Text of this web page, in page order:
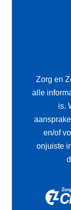
Zorg en
alle
is.
en/of
onjuiste